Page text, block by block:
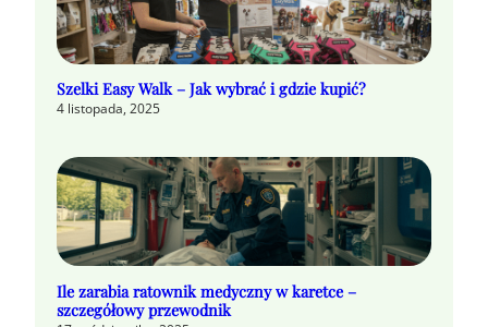
Szelki Easy Walk – Jak wybrać i gdzie kupić?
4 listopada, 2025
Ile zarabia ratownik medyczny w karetce –
szczegółowy przewodnik